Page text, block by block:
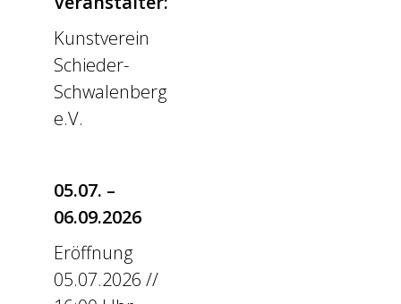
Kunstverein
Schieder-
Schwalenberg
e.V.
05.07. –
06.09.2026
Eröffnung
05.07.2026 //